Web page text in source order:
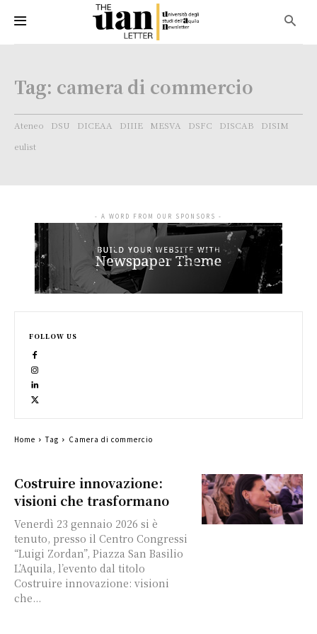
Tag: camera di commercio
Ateneo DSU DICEAA DIIIE MESVA DSFC DISCAB
DISIM
eulist
Costruire innovazione:
visioni che trasformano
Venerdì 23 gennaio 2026 si è
tenuto, presso il Centro Congressi
“Luigi Zordan”, Piazza San Basilio
L’Aquila, l’evento dal titolo
Costruire innovazione: visioni
che...
- A WORD FROM OUR SPONSORS -
FOLLOW US
Home Tag Camera di commercio